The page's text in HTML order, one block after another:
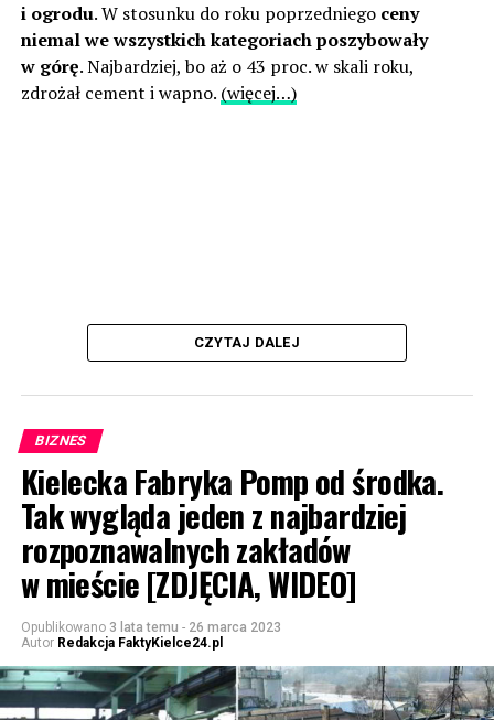
i ogrodu. W stosunku do roku poprzedniego ceny
niemal we wszystkich kategoriach poszybowały
w górę. Najbardziej, bo aż o 43 proc. w skali roku,
zdrożał cement i wapno. (więcej…)
CZYTAJ DALEJ
BIZNES
Kielecka Fabryka Pomp od środka.
Tak wygląda jeden z najbardziej
rozpoznawalnych zakładów
w mieście [ZDJĘCIA, WIDEO]
Opublikowano 3 lata temu - 26 marca 2023
Autor Redakcja FaktyKielce24.pl